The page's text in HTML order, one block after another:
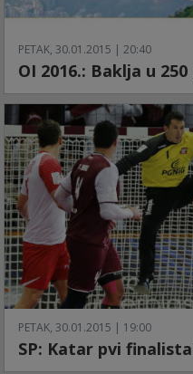
PETAK, 30.01.2015 | 20:40
OI 2016.: Baklja u
PETAK, 30.01.2015 | 19:00
SP: Katar pvi